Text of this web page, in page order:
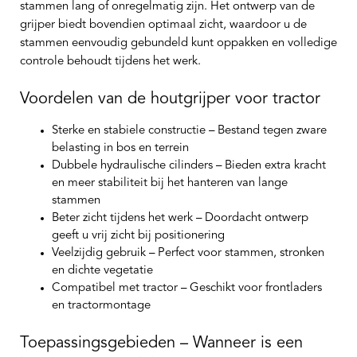
stammen lang of onregelmatig zijn. Het ontwerp van de
grijper biedt bovendien optimaal zicht, waardoor u de
stammen eenvoudig gebundeld kunt oppakken en volledige
controle behoudt tijdens het werk.
Voordelen van de houtgrijper voor tractor
Sterke en stabiele constructie – Bestand tegen zware
belasting in bos en terrein
Dubbele hydraulische cilinders – Bieden extra kracht
en meer stabiliteit bij het hanteren van lange
stammen
Beter zicht tijdens het werk – Doordacht ontwerp
geeft u vrij zicht bij positionering
Veelzijdig gebruik – Perfect voor stammen, stronken
en dichte vegetatie
Compatibel met tractor – Geschikt voor frontladers
en tractormontage
Toepassingsgebieden – Wanneer is een